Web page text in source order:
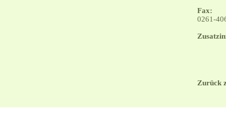
Fax:
0261-
Zurück